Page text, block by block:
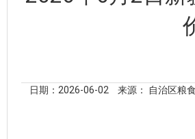
日期：2026-06-02 来源： 自治区粮